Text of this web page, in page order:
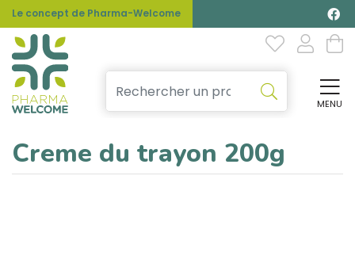
Le concept de Pharma-Welcome
MENU
Creme du trayon 200g